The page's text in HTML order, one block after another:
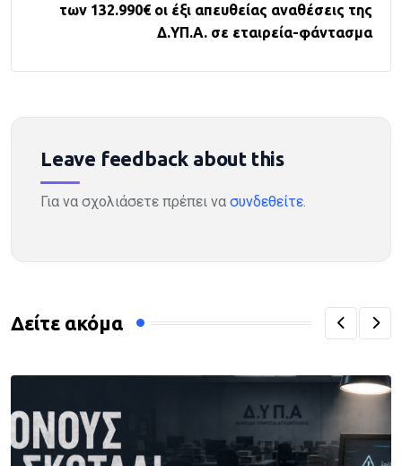
των 132.990€ οι έξι απευθείας αναθέσεις της
Δ.ΥΠ.Α. σε εταιρεία-φάντασμα
Leave feedback about this
Για να σχολιάσετε πρέπει να συνδεθείτε.
Δείτε ακόμα